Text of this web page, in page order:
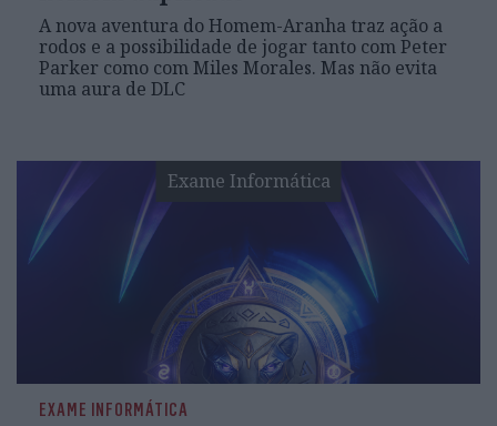
A nova aventura do Homem-Aranha traz ação a
rodos e a possibilidade de jogar tanto com Peter
Parker como com Miles Morales. Mas não evita
uma aura de DLC
Exame Informática
EXAME INFORMÁTICA